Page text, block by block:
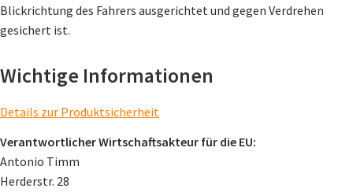
Blickrichtung des Fahrers ausgerichtet und gegen Verdrehen
gesichert ist.
Wichtige Informationen
Details zur Produktsicherheit
Verantwortlicher Wirtschaftsakteur für die EU:
Antonio Timm
Herderstr. 28